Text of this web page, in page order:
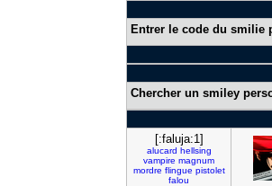
Entrer le code du smilie
Chercher un smiley
[:faluja:1]
alucard hellsing
vampire magnum
mordre flingue pistolet
falou